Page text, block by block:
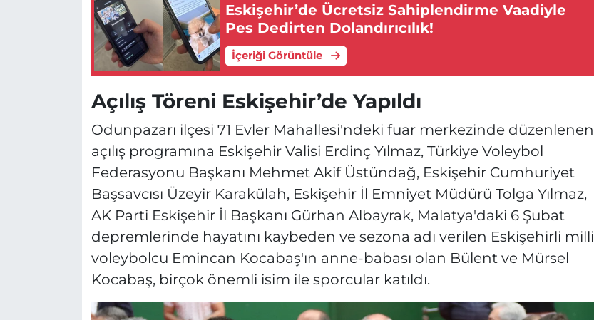
Eskişehir’de Ücretsiz Sahiplendirme Vaadiyle
Pes Dedirten Dolandırıcılık!
İçeriği Görüntüle
Açılış Töreni Eskişehir’de Yapıldı
Odunpazarı ilçesi 71 Evler Mahallesi'ndeki fuar merkezinde düzenlenen
açılış programına Eskişehir Valisi Erdinç Yılmaz, Türkiye Voleybol
Federasyonu Başkanı Mehmet Akif Üstündağ, Eskişehir Cumhuriyet
Başsavcısı Üzeyir Karakülah, Eskişehir İl Emniyet Müdürü Tolga Yılmaz,
AK Parti Eskişehir İl Başkanı Gürhan Albayrak, Malatya'daki 6 Şubat
depremlerinde hayatını kaybeden ve sezona adı verilen Eskişehirli milli
voleybolcu Emincan Kocabaş'ın anne-babası olan Bülent ve Mürsel
Kocabaş, birçok önemli isim ile sporcular katıldı.